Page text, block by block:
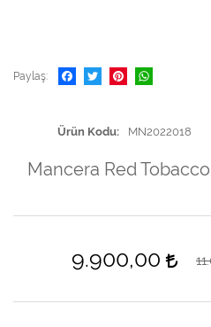
Paylaş
Ürün Kodu MN2022018
Mancera Red
9.900,00